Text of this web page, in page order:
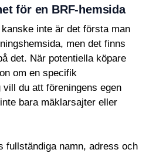
för en BRF-hemsida
inte är det första man
men det finns
det. När potentiella köpare
om en specifik
du att föreningens egen
bara mäklarsajter eller
fullständiga namn, adress och